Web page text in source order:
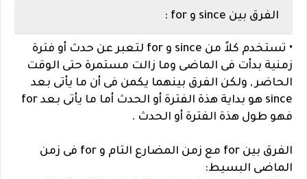
الفرق بين since و for :
• تستخدم كلاً من since و for لتعبر عن حدث أو فترة
زمنية بدأت فى الماضى وما زالت مستمرة حتى الوقت
الحاضر , ولكن الفرق بينهما يكمن فى أن ما يأتى بعد
since هو بداية هذة الفترة أو الحدث أما ما يأتى بعد for
فهو طول هذة الفترة أو الحدث .
الفرق بين for مع زمن المضارع التام و for فى زمن
الماضى البسيط: